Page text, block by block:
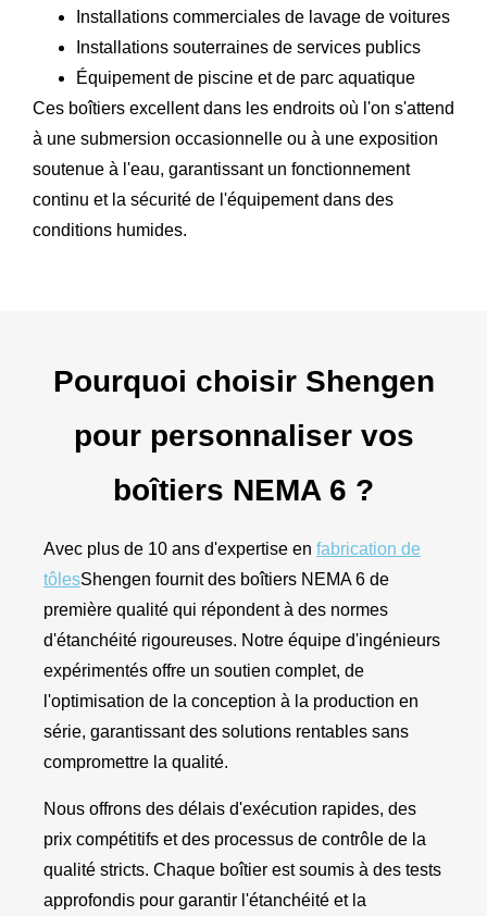
Installations commerciales de lavage de voitures
Installations souterraines de services publics
Équipement de piscine et de parc aquatique
Ces boîtiers excellent dans les endroits où l'on s'attend
à une submersion occasionnelle ou à une exposition
soutenue à l'eau, garantissant un fonctionnement
continu et la sécurité de l'équipement dans des
conditions humides.
Pourquoi choisir Shengen
pour personnaliser vos
boîtiers NEMA 6 ?
Avec plus de 10 ans d'expertise en fabrication de
tôlesShengen fournit des boîtiers NEMA 6 de
première qualité qui répondent à des normes
d'étanchéité rigoureuses. Notre équipe d'ingénieurs
expérimentés offre un soutien complet, de
l'optimisation de la conception à la production en
série, garantissant des solutions rentables sans
compromettre la qualité.
Nous offrons des délais d'exécution rapides, des
prix compétitifs et des processus de contrôle de la
qualité stricts. Chaque boîtier est soumis à des tests
approfondis pour garantir l'étanchéité et la